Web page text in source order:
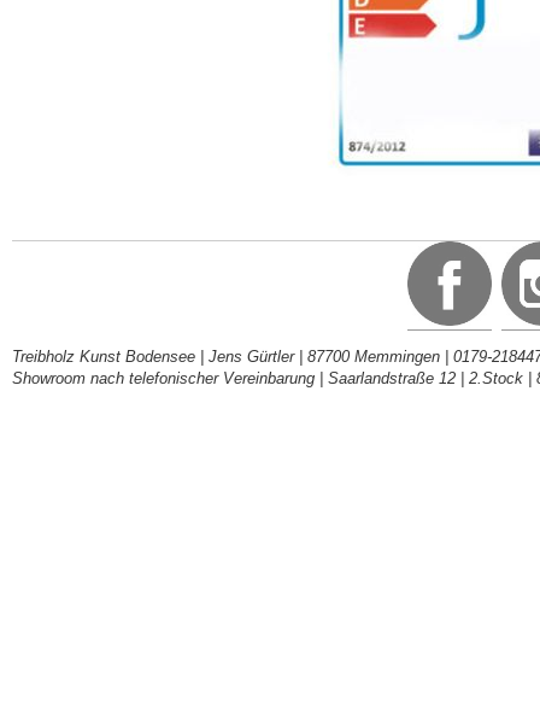
Treibholz Kunst Bodensee | Jens Gürtler | 87700 Memmingen | 0179-
Showroom nach telefonischer Vereinbarung | Saarlandstraße 12 | 2.Stock |